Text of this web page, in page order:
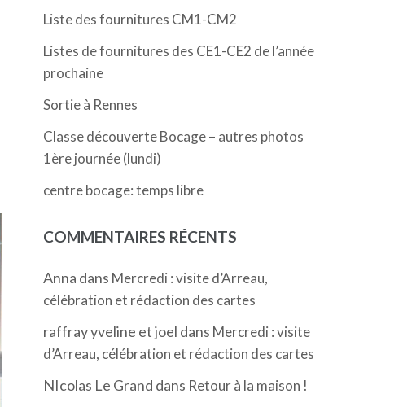
Liste des fournitures CM1-CM2
Listes de fournitures des CE1-CE2 de l’année
prochaine
Sortie à Rennes
Classe découverte Bocage – autres photos
1ère journée (lundi)
centre bocage: temps libre
COMMENTAIRES RÉCENTS
Anna dans Mercredi : visite d’Arreau,
célébration et rédaction des cartes
raffray yveline et joel dans Mercredi : visite
d’Arreau, célébration et rédaction des cartes
NIcolas Le Grand dans Retour à la maison !